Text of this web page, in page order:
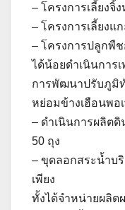
– โครงการเลี้ยงจิ้
– โครงการเลี้ยงแ
– โครงการปลูกพื
ได้น้อยดำเนินการ
การพัฒนาปรับภูมิ
หย่อมข้างเฮือนพอ
– ดำเนินการผลิต
50 ถุง
– ขุดลอกสระน้ำบ
เพียง
ทั้งได้จำหน่ายผลิ